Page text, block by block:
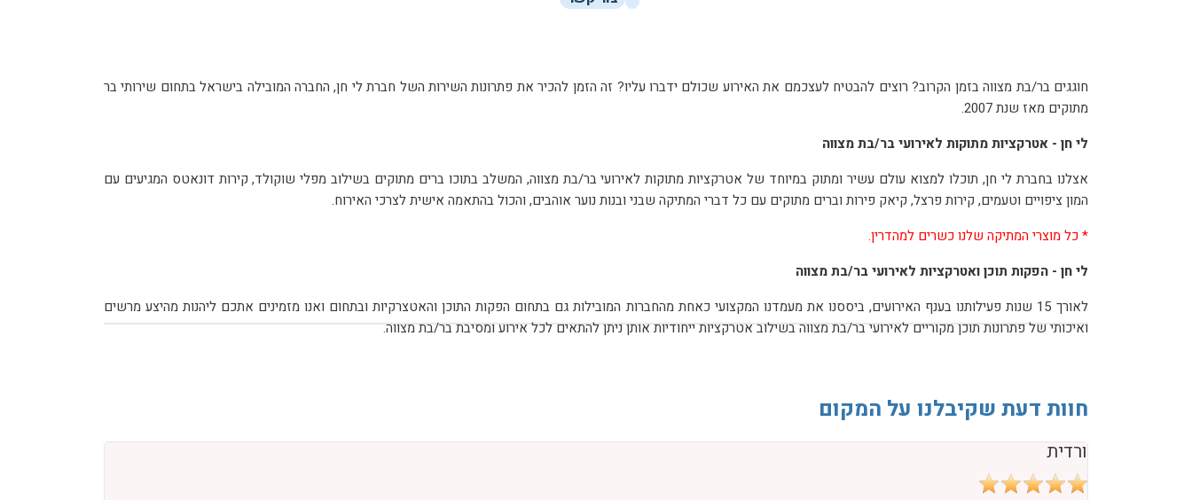
חוגגים בר/בת מצווה בזמן הקרוב? רוצים להבטיח לעצכמם את האירוע שכולם ידברו עליו? זה הזמן להכיר את פתרונות השירות השל חברת לי חן, החברה המובילה בישראל בתחום שירותי בר
מתוקים מאז שנת 2007.
לי חן - אטרקציות מתוקות לאירועי בר/בת מצווה
אצלנו בחברת לי חן, תוכלו למצוא עולם עשיר ומתוק במיוחד של אטרקציות מתוקות לאירועי בר/בת מצווה, המשלב בתוכו ברים מתוקים בשילוב מפלי שוקולד, קירות דונאטס המגיעים עם
המון ציפויים וטעמים, קירות פרצל, קיאק פירות וברים מתוקים עם כל דברי המתיקה שבני ובנות נוער אוהבים, והכול בהתאמה אישית לצרכי האירוח.
* כל מוצרי המתיקה שלנו כשרים למהדרין.
לי חן - הפקות תוכן ואטרקציות לאירועי בר/בת מצווה
לאורך 15 שנות פעילותנו בענף האירועים, ביססנו את מעמדנו המקצועי כאחת מהחברות המובילות גם בתחום הפקות התוכן והאטצרקיות ובתחום ואנו מזמינים אתכם ליהנות מהיצע מרשים
ואיכותי של פתרונות תוכן מקוריים לאירועי בר/בת מצווה בשילוב אטרקציות ייחודיות אותן ניתן להתאים לכל אירוע ומסיבת בר/בת מצווה.
חוות דעת שקיבלנו על המקום
ורדית